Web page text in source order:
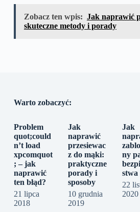
Zobacz ten wpis: Jak naprawić
skuteczne metody i porady
Warto zobaczyć:
Problem
quot;could
n’t load
xpcomquot
; – jak
naprawić
ten błąd?
21 lipca
2018
Jak
naprawić
przesiewac
z do mąki:
praktyczne
porady i
sposoby
10 grudnia
2019
Jak
ny
stwa
22
2020